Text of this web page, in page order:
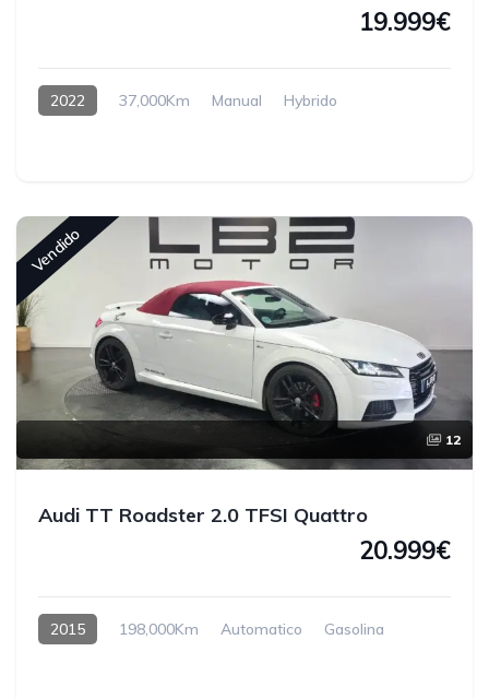
19.999€
2022 37,000Km Manual Hybrido
Vendido
12
Audi TT Roadster 2.0 TFSI Quattro
20.999€
2015 198,000Km Automatico Gasolina